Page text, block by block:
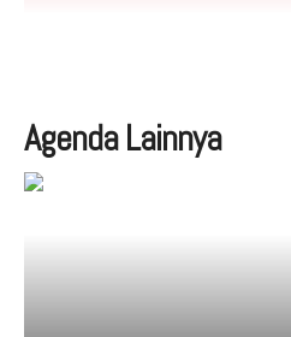
Profil PPID
Struktur Organisasi
Agenda Lainnya